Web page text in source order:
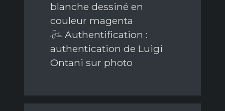
blanche dessiné en
couleur magenta
Authentification :
authentication de Luigi
Ontani sur photo